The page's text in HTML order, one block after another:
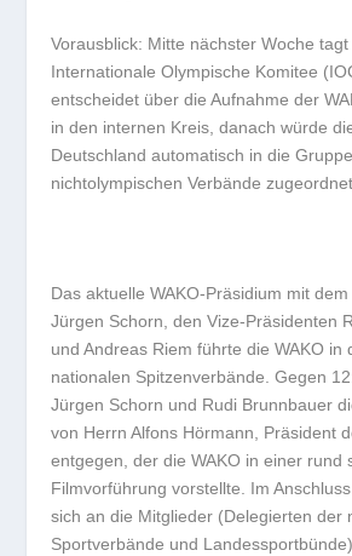
Vorausblick: Mitte nächster Woche
Internationale Olympische Komitee
entscheidet über die Aufnahme der
in den internen Kreis, danach würde
Deutschland automatisch in die
nichtolympischen Verbände
Das aktuelle WAKO-Präsidium mit
Jürgen Schorn, den Vize-Präsidenten
und Andreas Riem führte die WAKO in
nationalen Spitzenverbände. Gegen
Jürgen Schorn und Rudi Brunnbauer
von Herrn Alfons Hörmann, Präsident
entgegen, der die WAKO in einer rund
Filmvorführung vorstellte. Im
sich an die Mitglieder (Delegierten der
Sportverbände und